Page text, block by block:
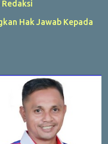
Hak Jawab Kepada